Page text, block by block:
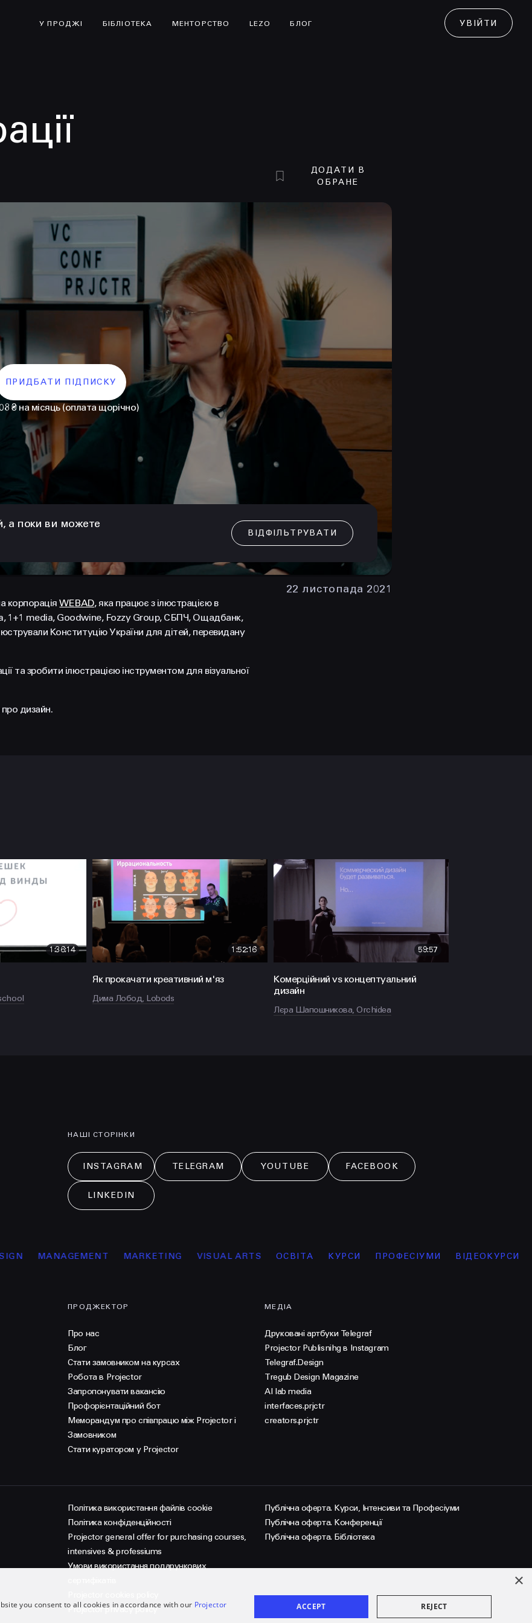
У ПРОДЖІ БІБЛІОТЕКА МЕНТОРСТВО LEZO БЛОГ УВІЙТИ
Політикою
Конфіденційності
hello@prjctr.com.ua
ДОДАТИ В
ОБРАНЕ
а поки ви можете
ВІДФІЛЬТРУВАТИ
ПРИДБАТИ ПІДПИСКУ
₴ на місяць (оплата щорічно)
22 листопада 2021
корпораціяWEBAD, яка працює з ілюстрацією в
1+1 media, Goodwine, Fozzy Group, СБПЧ, Ощадбанк,
Конституцію України для дітей, перевидану
та зробити ілюстрацією інструментом для візуальної
про дизайн.
1:36:14 1:52:16
Як прокачати креативний м'яз
Дима Лобод, Lobods
59:57
Комерційний vs концептуальний
дизайн
Лєра Шапошникова, Orchidea
НАШІ СТОРІНКИ
INSTAGRAM TELEGRAM YOUTUBE FACEBOOK
LINKEDIN
MANAGEMENT MARKETING VISUAL ARTS ОСВІТА КУРСИ ПРОФЕСІУМИ ВІДЕОКУРСИ
ПРОДЖЕКТОР
Про нас
Блог
Стати замовником на курсах
Робота в Projector
Запропонувати вакансію
Профорієнтаційний бот
Меморандум про співпрацю між Projector і
Замовником
Стати куратором у Projector
МЕДІА
Друковані артбуки Telegraf
Projector Publisnihg в Instagram
Telegraf.Design
Tregub Design Magazine
AI lab media
interfaces.prjctr
creators.prjctr
Політика використання файлів cookie
Політика конфіденційності
Projector general offer for purchasing courses,
intensives & professiums
Умови використання подарункових
Projector privacy policy
Публічна оферта. Курси, Інтенсиви та Професіуми
Публічна оферта. Конференції
Публічна оферта. Бібліотека
НАПИСАТИ
×
you consent to all cookies in accordance with our Projector
ACCEPT REJECT